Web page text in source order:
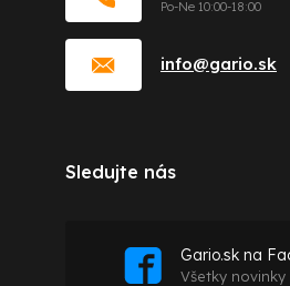
info@gario.sk
Sledujte nás
Gario.sk na
Všetky